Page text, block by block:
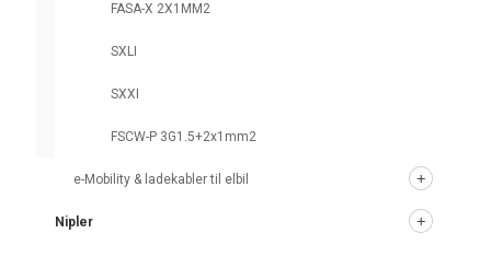
FASA-X 2X1MM2
SXLI
SXXI
FSCW-P 3G1.5+2x1mm2
e-Mobility & ladekabler til elbil
Nipler